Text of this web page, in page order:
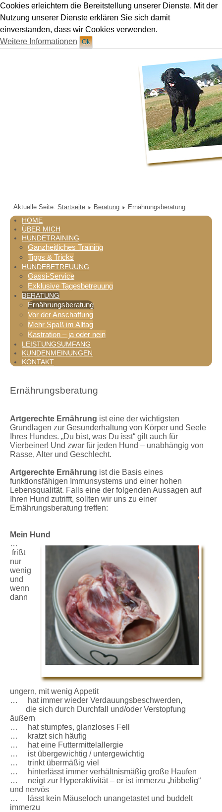
Cookies erleichtern die Bereitstellung unserer Dienste. Mit der
Nutzung unserer Dienste erklären Sie sich damit
einverstanden, dass wir Cookies verwenden.
Weitere Informationen
Ok
Hundetraining Ruetten in München
Aktuelle Seite: Startseite Beratung Ernährungsberatung
HOME
ÜBER MICH
HUNDETRAINING
Ganzheitliches Training
Tipps & Tricks
HUNDEBETREUUNG
Gassi-Service
Exklusive Tagesbetreuung
BERATUNG
Ernährungsberatung
Vor der Anschaffung
Mehr Spaß im Alltag
Kastration – ja oder nein
LEISTUNGSUMFANG
KUNDENMEINUNGEN
KONTAKT
Ernährungsberatung
Artgerechte Ernährung ist eine der wichtigsten
Grundlagen zur Gesunderhaltung von Körper und Seele
Ihres Hundes. „Du bist, was Du isst“ gilt auch für
Vierbeiner! Und zwar für jeden Hund – unabhängig von
Rasse, Alter und Geschlecht.
Artgerechte Ernährung ist die Basis eines
funktionsfähigen Immunsystems und einer hohen
Lebensqualität. Falls eine der folgenden Aussagen auf
Ihren Hund zutrifft, sollten wir uns zu einer
Ernährungsberatung treffen:
Mein Hund
…
frißt
nur
wenig
und
wenn
dann
ungern, mit wenig Appetit
… hat immer wieder Verdauungsbeschwerden,
die sich durch Durchfall und/oder Verstopfung
äußern
… hat stumpfes, glanzloses Fell
… kratzt sich häufig
… hat eine Futtermittelallergie
… ist übergewichtig / untergewichtig
… trinkt übermäßig viel
… hinterlässt immer verhältnismäßig große Haufen
… neigt zur Hyperaktivität – er ist immerzu „hibbelig“
und nervös
… lässt kein Mäuseloch unangetastet und buddelt
immerzu